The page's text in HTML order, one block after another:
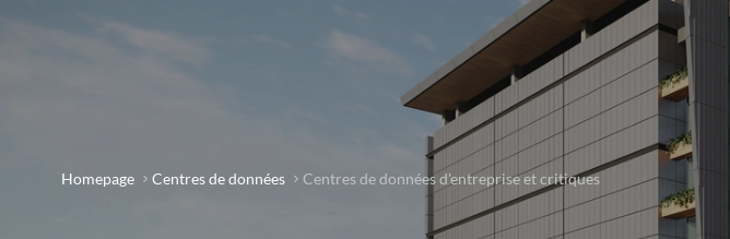
Homepage Centres de données Centres de données d'entreprise et critiques